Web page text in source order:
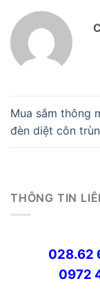
Mua sắm thông
đèn diệt côn
THÔNG TIN
028.62
0972